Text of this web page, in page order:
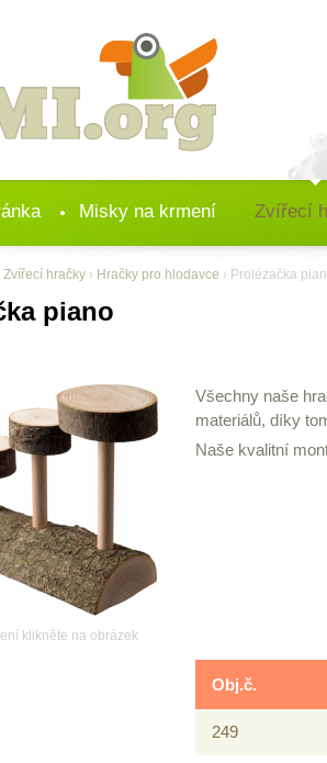
Misky na krmení Zvířecí
Zvířecí hračky › Hračky pro hlodavce › Prolézačka
piano
klikněte na obrázek
Všechny naše
materiálů, díky
Naše kvalitní
Obj.č.
249